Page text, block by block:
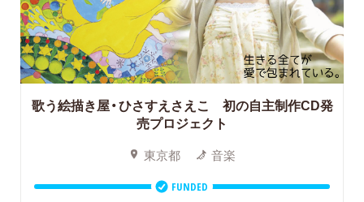
歌う絵描き屋・ひさすえさえこ 初の自主制作CD発
売プロジェクト
東京都 音楽
FUNDED